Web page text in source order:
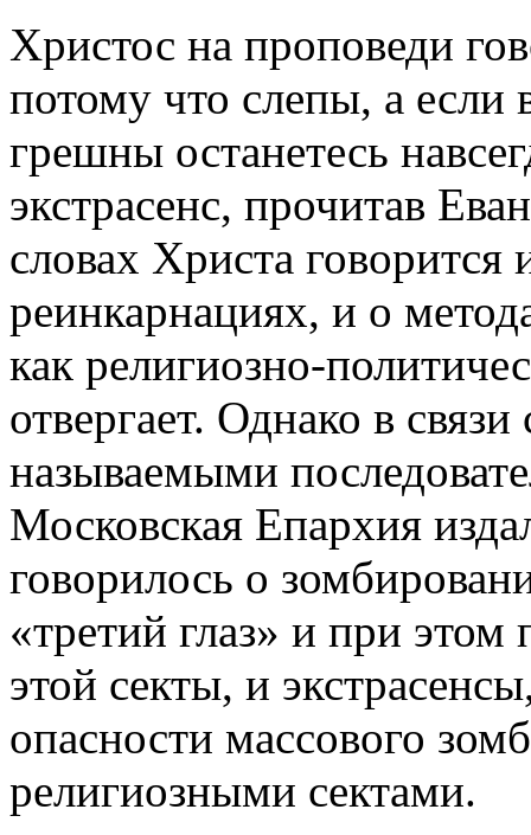
Христос на проповеди
потому что слепы, а если
грешны останетесь
экстрасенс, прочитав
словах Христа говорится
реинкарнациях, и о
как религиозно-
отвергает. Однако в
называемыми
Московская Епархия
говорилось о
«третий глаз» и при
этой секты, и
опасности массового
религиозными сектами.